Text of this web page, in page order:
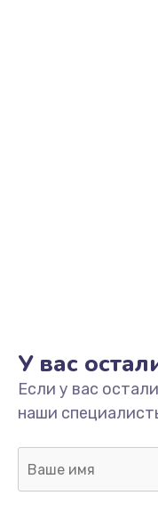
У вас
Если у вас
наши